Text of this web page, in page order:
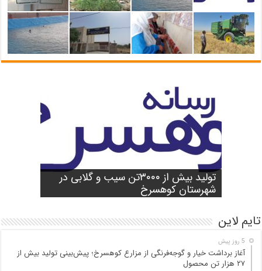
آغاز برداشت خیار و گوجه‌فرنگی از مزارع
کوهسرخ؛ پیش‌بینی تولید بیش از ۲۷ هزار
تن محصول
تولید بیش از ۳۰۰۰تن سیب و گلابی در
شهرستان کوهسرخ
واژگونی مرگبار مینی‌بوس زائران گنابادی
در محور کاشمر ـ کوهسرخ؛ ۵ جان‌باخته و
۲۵ مصدوم
بازدید میدانی مسئولان از محور کاشمر ـ
کوهسرخ و بررسی نقاط حادثه‌خیز
شورای آموزش و پرورش شهرستان
کوهسرخ برگزار شد؛ تأکید بر آمادگی
مدارس برای سال تحصیلی جدید
تایم لاین
5 روز پیش
آغاز برداشت خیار و گوجه‌فرنگی از مزارع کوهسرخ؛ پیش‌بینی تولید بیش از
۲۷ هزار تن محصول